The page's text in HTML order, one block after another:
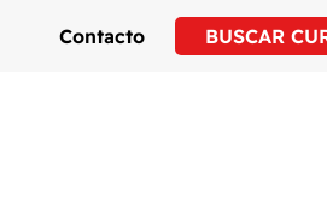
Contacto BUSCAR